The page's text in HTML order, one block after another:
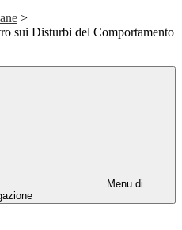
>
sui Disturbi del Comportamento
Menu di